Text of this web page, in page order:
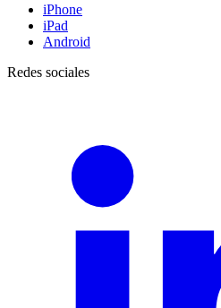
iPhone
iPad
Android
Redes sociales